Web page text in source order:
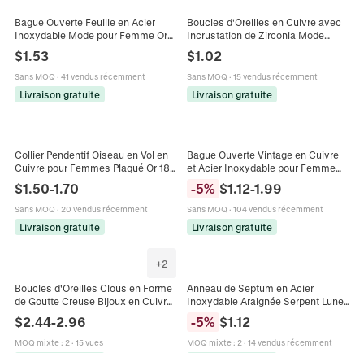
Bague Ouverte Feuille en Acier
Inoxydable Mode pour Femme Or
Plaqué Émail Coloré Noir Blanc
Ajustable Bijoux de Doigt Cadeau
$1.53
Sans MOQ · 41 vendus récemment
Livraison gratuite
Boucles d'Oreilles en Cuivre avec
Incrustation de Zirconia Mode
Minimaliste Plaqué Or Boucles
d'Oreilles Huggie Bijoux Homme
Femme
$1.02
Sans MOQ · 15 vendus récemment
Livraison gratuite
Collier Pendentif Oiseau en Vol en
Cuivre pour Femmes Plaqué Or 18K
Argent Strass Coloré Ailes de
Pigeon Bijoux Cadeau
$1.50-1.70
Sans MOQ · 20 vendus récemment
Livraison gratuite
Bague Ouverte Vintage en Cuivre
et Acier Inoxydable pour Femme
Design Couronne Vague Bijou de
Doigt Géométrique Réglable
-5% $1.12-1.99
Sans MOQ · 104 vendus récemment
Livraison gratuite
+2
Boucles d'Oreilles Clous en Forme
de Goutte Creuse Bijoux en Cuivre
en Argent Sterling 925
$2.44-2.96
MOQ mixte: 2· 15 vues
Anneau de Septum en Acier
Inoxydable Araignée Serpent Lune
Clicker à Charnière Bijoux de
Piercing Corporel
-5% $1.12
MOQ mixte: 2· 14 vendus récemment